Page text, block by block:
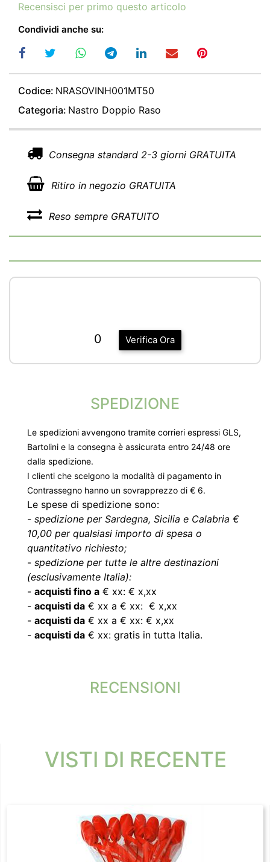
Recensisci per primo questo articolo
Condividi anche su:
Codice: NRASOVINH001MT50
Categoria: Nastro Doppio Raso
Consegna standard 2-3 giorni GRATUITA
Ritiro in negozio GRATUITA
Reso sempre GRATUITO
Verifica Ora
0
SPEDIZIONE
Le spedizioni avvengono tramite corrieri espressi GLS,
Bartolini e la consegna è assicurata entro 24/48 ore
dalla spedizione.
I clienti che scelgono la modalità di pagamento in
Contrassegno hanno un sovrapprezzo di € 6.
Le spese di spedizione sono:
- spedizione per Sardegna, Sicilia e Calabria €
10,00 per qualsiasi importo di spesa o
quantitativo richiesto;
- spedizione per tutte le altre destinazioni
(esclusivamente Italia):
- acquisti fino a € xx: € x,xx
- acquisti da € xx a € xx: € x,xx
- acquisti da € xx a € xx: € x,xx
- acquisti da € xx: gratis in tutta Italia.
RECENSIONI
VISTI DI RECENTE